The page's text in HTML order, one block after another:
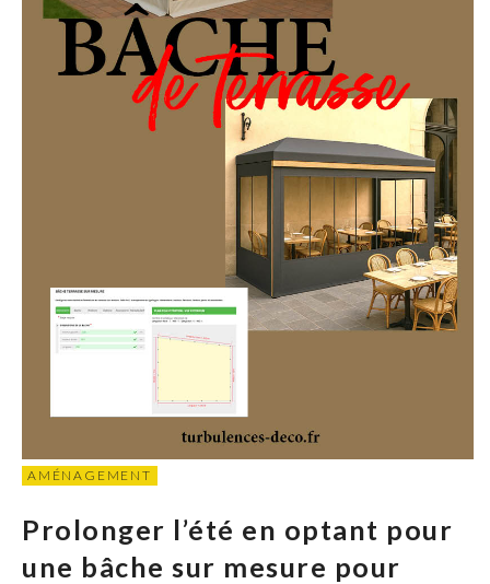
AMÉNAGEMENT
Prolonger l’été en optant pour
une bâche sur mesure pour